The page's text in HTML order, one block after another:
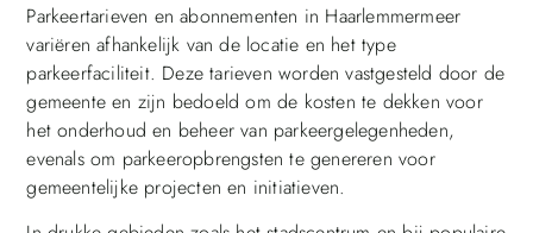
Parkeertarieven en abonnementen in Haarlemmermeer
variëren afhankelijk van de locatie en het type
parkeerfaciliteit. Deze tarieven worden vastgesteld door de
gemeente en zijn bedoeld om de kosten te dekken voor
het onderhoud en beheer van parkeergelegenheden,
evenals om parkeeropbrengsten te genereren voor
gemeentelijke projecten en initiatieven.